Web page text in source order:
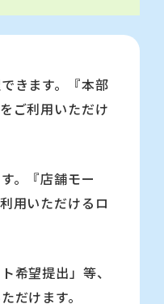
利用者にとっ
しません。
ンデモを事前
る場合がござ
てもお客様
きます。『本部
ご利用いただけ
。『店舗モー
用いただけるロ
希望提出」等、
だけます。